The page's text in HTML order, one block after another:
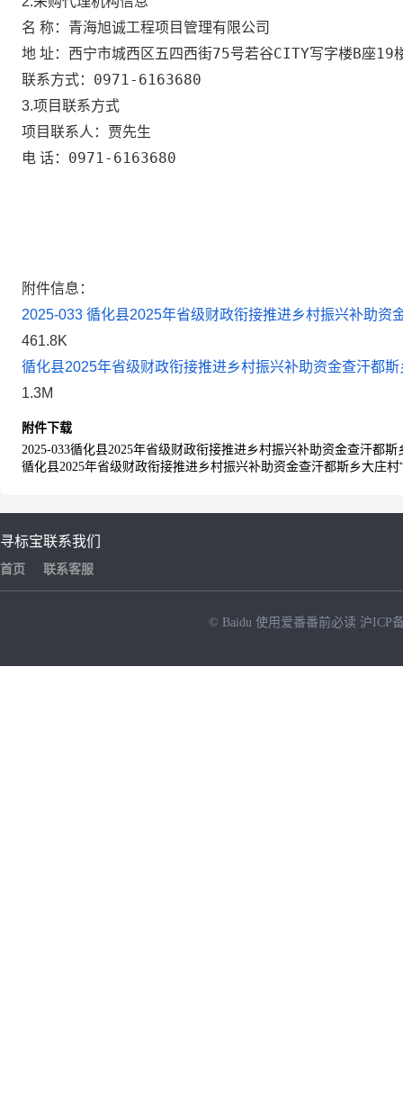
名 称： 青海旭诚工程项目管理有限公司
地 址： 西宁市城西区五四西街75号若谷CITY写字楼B座19
联系方式： 0971-6163680
3.项目联系方式
项目联系人： 贾先生
电 话： 0971-6163680
附件信息：
2025-033 循化县2025年省级财政衔接推进乡村振兴补助资
461.8K
循化县2025年省级财政衔接推进乡村振兴补助资金查汗都
1.3M
附件下载
2025-033循化县2025年省级财政衔接推进乡村振兴补助资金查汗都
循化县2025年省级财政衔接推进乡村振兴补助资金查汗都斯乡大庄
寻标宝
首页
联系我们
联系客服
© Baidu 使用爱番番前必读 沪ICP